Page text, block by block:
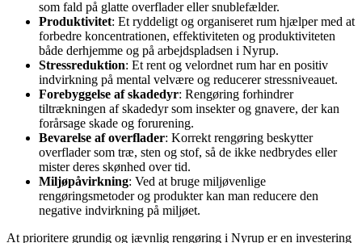
som fald på glatte overflader eller snublefælder.
Produktivitet: Et ryddeligt og organiseret rum hjælper med at
forbedre koncentrationen, effektiviteten og produktiviteten
både derhjemme og på arbejdspladsen i Nyrup.
Stressreduktion: Et rent og velordnet rum har en positiv
indvirkning på mental velvære og reducerer stressniveauet.
Forebyggelse af skadedyr: Rengøring forhindrer
tiltrækningen af skadedyr som insekter og gnavere, der kan
forårsage skade og forurening.
Bevarelse af overflader: Korrekt rengøring beskytter
overflader som træ, sten og stof, så de ikke nedbrydes eller
mister deres skønhed over tid.
Miljøpåvirkning: Ved at bruge miljøvenlige
rengøringsmetoder og produkter kan man reducere den
negative indvirkning på miljøet.
At prioritere grundig og jævnlig rengøring i Nyrup er en investering